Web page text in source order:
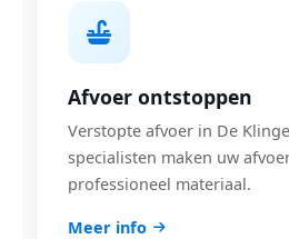
Afvoer ontstoppen
Verstopte afvoer in De
specialisten maken uw
professioneel materiaal.
Meer info